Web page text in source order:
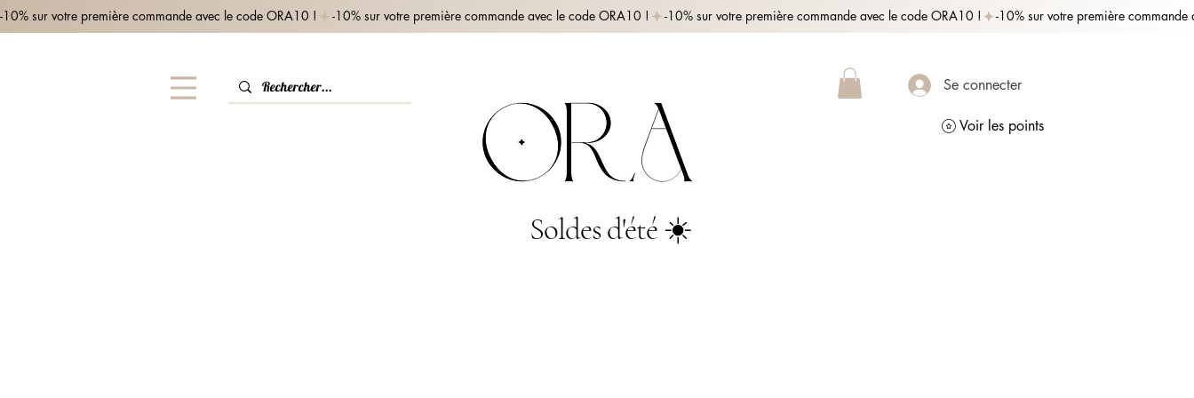
Se connecter
Voir les points
-10% sur votre première commande avec le code ORA10 !
Soldes d'été ☀️